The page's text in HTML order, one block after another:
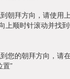
朝拜方向，请使用
上顺时针滚动并找
您的朝拜方向，请
置”